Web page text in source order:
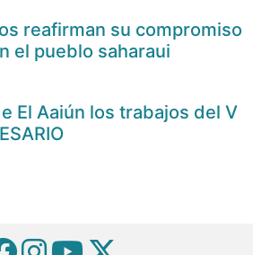
reafirman su compromiso
el pueblo saharaui
El Aaiún los trabajos del V